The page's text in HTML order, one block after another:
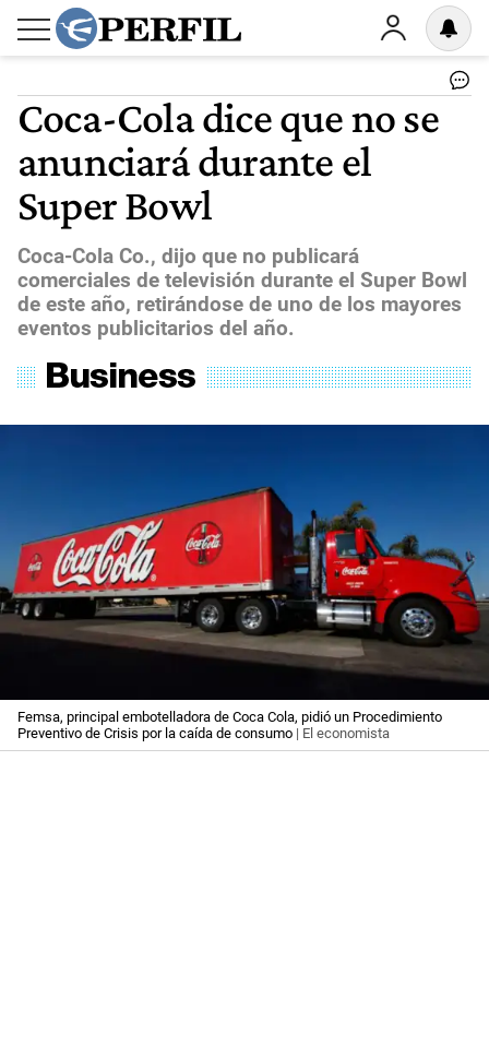
Coca-Cola dice que no se
anunciará durante el
Super Bowl
Coca-Cola Co., dijo que no publicará
comerciales de televisión durante el Super Bowl
de este año, retirándose de uno de los mayores
eventos publicitarios del año.
Femsa, principal embotelladora de Coca Cola, pidió un Procedimiento
Preventivo de Crisis por la caída de consumo | El economista